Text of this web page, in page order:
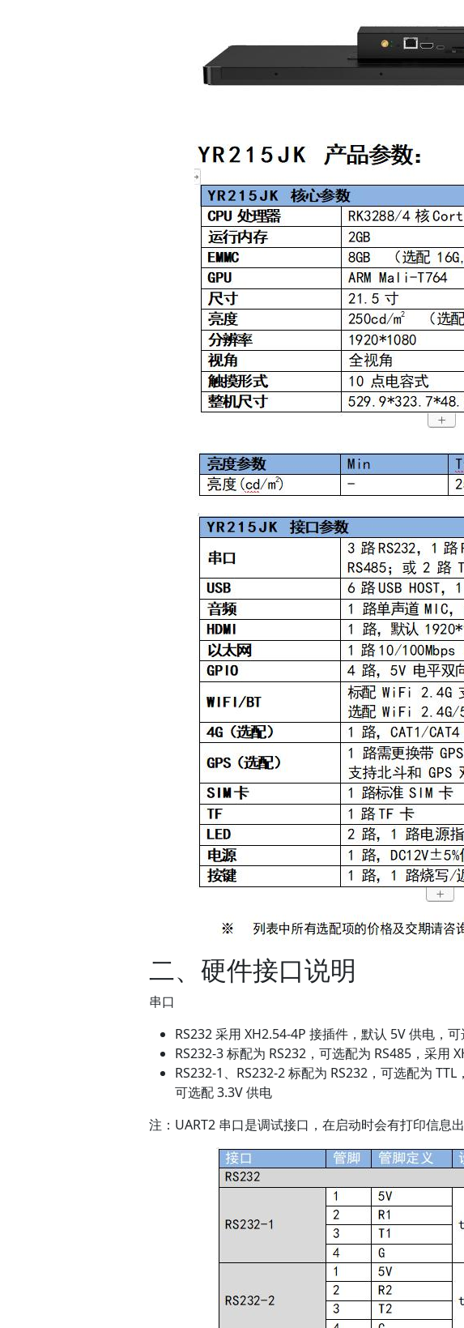
二、硬件接口说明
串口
RS232 采用 XH2.54-4P 接插件，默认 5V 供电，
RS232-3 标配为 RS232，可选配为 RS485，采用
RS232-1、RS232-2 标配为 RS232，可选配为
可选配 3.3V 供电
注：UART2 串口是调试接口，在启动时会有打印信息